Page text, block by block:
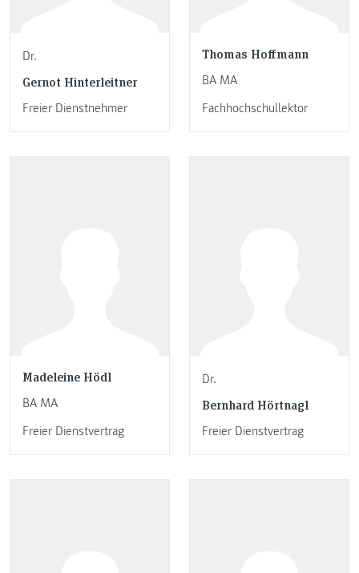
Dr.
Gernot Hinterleitner
Freier Dienstnehmer
Thomas Hoffmann
BA MA
Fachhochschullektor
Madeleine Hödl
BA MA
Freier Dienstvertrag
Dr.
Bernhard Hörtnagl
Freier Dienstvertrag